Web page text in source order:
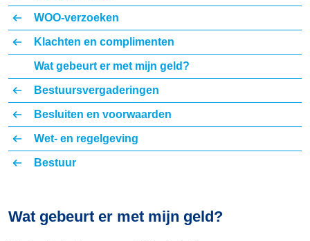
WOO-verzoeken
Klachten en complimenten
Wat gebeurt er met mijn geld?
Bestuursvergaderingen
Besluiten en voorwaarden
Wet- en regelgeving
Bestuur
Wat gebeurt er met mijn geld?